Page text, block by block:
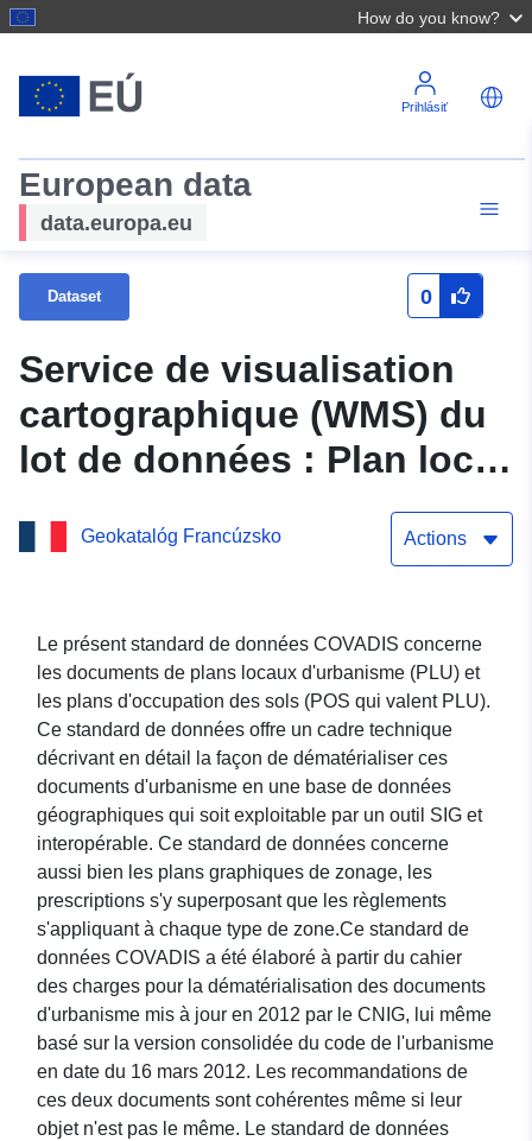
How do you know?
Prihlásiť
European data
data.europa.eu
Dataset 0
Service de visualisation
cartographique (WMS) du
lot de données : Plan local
commune de Doingt
Geokatalóg Francúzsko Actions
Le présent standard de données COVADIS concerne
les documents de plans locaux d'urbanisme (PLU) et
les plans d'occupation des sols (POS qui valent PLU).
Ce standard de données offre un cadre technique
décrivant en détail la façon de dématérialiser ces
documents d'urbanisme en une base de données
géographiques qui soit exploitable par un outil SIG et
interopérable. Ce standard de données concerne
aussi bien les plans graphiques de zonage, les
prescriptions s'y superposant que les règlements
s'appliquant à chaque type de zone.Ce standard de
données COVADIS a été élaboré à partir du cahier
des charges pour la dématérialisation des documents
d'urbanisme mis à jour en 2012 par le CNIG, lui même
basé sur la version consolidée du code de l'urbanisme
en date du 16 mars 2012. Les recommandations de
ces deux documents sont cohérentes même si leur
objet n'est pas le même. Le standard de données